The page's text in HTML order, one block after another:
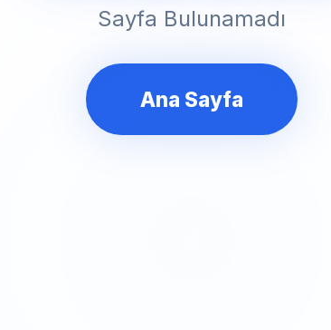
Sayfa Bulunamadı
Ana Sayfa